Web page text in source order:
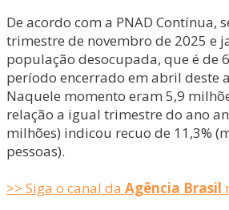
De acordo com a PNAD Contínua,
trimestre de novembro de 2025 e
população desocupada, que é de
período encerrado em abril deste
Naquele momento eram 5,9
relação a igual trimestre do ano
milhões) indicou recuo de 11,3%
pessoas).
>> Siga o canal da Agência Brasil